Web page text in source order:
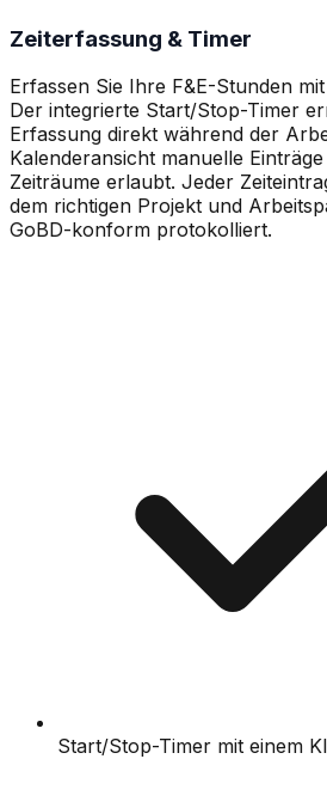
Zeiterfassung & Timer
Erfassen Sie Ihre F&E-Stunden
Der integrierte Start/Stop-Timer
Erfassung direkt während der
Kalenderansicht manuelle
Zeiträume erlaubt. Jeder
dem richtigen Projekt und
GoBD-konform protokolliert.
Start/Stop-Timer mit einem